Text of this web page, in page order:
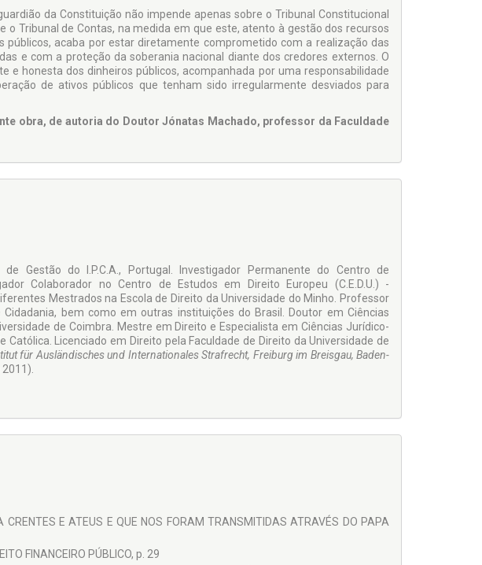
da Constituição não impende apenas sobre o Tribunal Constitucional
o Tribunal de Contas, na medida em que este, atento à gestão dos recursos
públicos, acaba por estar diretamente comprometido com a realização das
e com a proteção da soberania nacional diante dos credores externos. O
e honesta dos dinheiros públicos, acompanhada por uma responsabilidade
de ativos públicos que tenham sido irregularmente desviados para
obra, de autoria do Doutor Jónatas Machado, professor da Faculdade
Gestão do I.P.C.A., Portugal. Investigador Permanente do Centro de
Colaborador no Centro de Estudos em Direito Europeu (C.E.D.U.) -
Mestrados na Escola de Direito da Universidade do Minho. Professor
bem como em outras instituições do Brasil. Doutor em Ciências
de Coimbra. Mestre em Direito e Especialista em Ciências Jurídico-
Católica. Licenciado em Direito pela Faculdade de Direito da Universidade de
für Ausländisches und Internationales Strafrecht, Freiburg im Breisgau, Baden-
E ATEUS E QUE NOS FORAM TRANSMITIDAS ATRAVÉS DO PAPA
FINANCEIRO PÚBLICO, p. 29